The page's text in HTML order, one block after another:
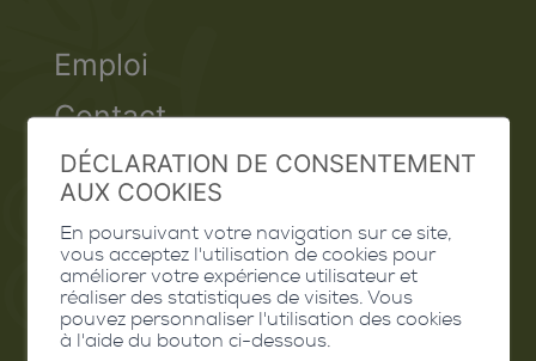
Emploi
Contact
Extranet
Valais Excellence
Commune de Conthey
DÉCLARATION DE CONSENTEMENT
AUX COOKIES
En poursuivant votre navigation sur ce site,
vous acceptez l'utilisation de cookies pour
améliorer votre expérience utilisateur et
réaliser des statistiques de visites. Vous
pouvez personnaliser l'utilisation des cookies
à l'aide du bouton ci-dessous.